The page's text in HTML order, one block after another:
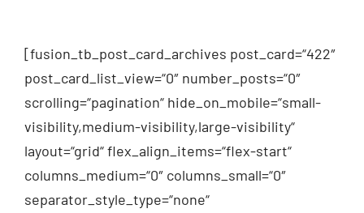
[fusion_tb_post_card_archives post_card=“422″
post_card_list_view=“0″ number_posts=“0″
scrolling=“pagination“ hide_on_mobile=“small-
visibility,medium-visibility,large-visibility“
layout=“grid“ flex_align_items=“flex-start“
columns_medium=“0″ columns_small=“0″
separator_style_type=“none“